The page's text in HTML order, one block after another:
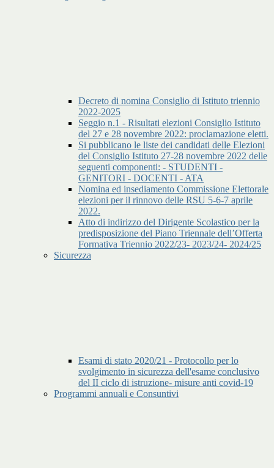
Decreto di nomina Consiglio di Istituto triennio
2022-2025
Seggio n.1 - Risultati elezioni Consiglio Istituto
del 27 e 28 novembre 2022: proclamazione eletti.
Si pubblicano le liste dei candidati delle Elezioni
del Consiglio Istituto 27-28 novembre 2022 delle
seguenti componenti: - STUDENTI -
GENITORI - DOCENTI - ATA
Nomina ed insediamento Commissione Elettorale
elezioni per il rinnovo delle RSU 5-6-7 aprile
2022.
Atto di indirizzo del Dirigente Scolastico per la
predisposizione del Piano Triennale dell’Offerta
Formativa Triennio 2022/23- 2023/24- 2024/25
Sicurezza
Esami di stato 2020/21 - Protocollo per lo
svolgimento in sicurezza dell'esame conclusivo
del II ciclo di istruzione- misure anti covid-19
Programmi annuali e Consuntivi